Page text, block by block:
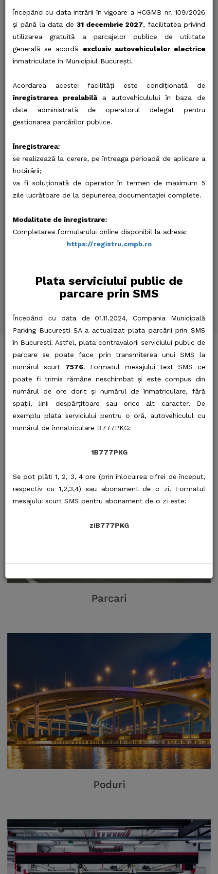
Începând cu data intrării în vigoare a HCGMB nr. 109/2026
și până la data de 31 decembrie 2027, facilitatea privind
utilizarea gratuită a parcajelor publice de utilitate
generală se acordă exclusiv autovehiculelor electrice
înmatriculate în Municipiul București.
Acordarea acestei facilități este condiționată de
înregistrarea prealabilăa autovehiculului în baza de
date administrată de operatorul delegat pentru
gestionarea parcărilor publice.
Înregistrarea:
se realizează la cerere, pe întreaga perioadă de aplicare a
hotărârii;
va fi soluționată de operator în termen de maximum 5
zile lucrătoare de la depunerea documentației complete.
Modalitate de înregistrare:
Completarea formularului online disponibil la adresa:
https://registru.cmpb.ro
Plata serviciului public de
parcare prin SMS
Începând cu data de 01.11.2024, Compania Municipală
Parking București SA a actualizat plata parcării prin SMS
în București. Astfel, plata contravalorii serviciului public de
parcare se poate face prin transmiterea unui SMS la
numărul scurt 7576. Formatul mesajului text SMS ce
poate fi trimis rămâne neschimbat și este compus din
numărul de ore dorit și numărul de înmatriculare, fără
spații, linii despărțitoare sau orice alt caracter. De
exemplu plata serviciului pentru o oră, autovehiculul cu
numărul de înmatriculare B777PKG:
1B777PKG
Se pot plăti 1, 2, 3, 4 ore (prin înlocuirea cifrei de început,
respectiv cu 1,2,3,4) sau abonament de o zi. Formatul
mesajului scurt SMS pentru abonament de o zi este:
ziB777PKG
Sunt de acord cu prelucrarea datelor personale. Toate
Servicii de exploatare
Parcari
Poduri